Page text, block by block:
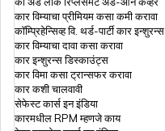
कार विम्याचा प्रीमियम कसा कमी करावा
कॉम्प्रिहेन्सिव्ह वि. थर्ड-पार्टी कार इन्शुरन्स
कार विम्याचा दावा कसा करावा
कार इन्शुरन्स डिस्काउंट्स
कार विमा कसा ट्रान्सफर करावा
कार कशी चालवावी
सेफेस्ट कार्स इन इंडिया
कारमधील RPM म्हणजे काय